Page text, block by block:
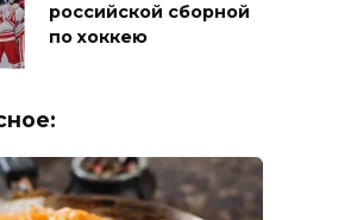
российской сборной
по хоккею